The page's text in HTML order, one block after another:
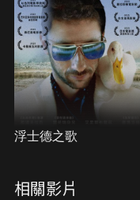
浮士德之歌
相關影片